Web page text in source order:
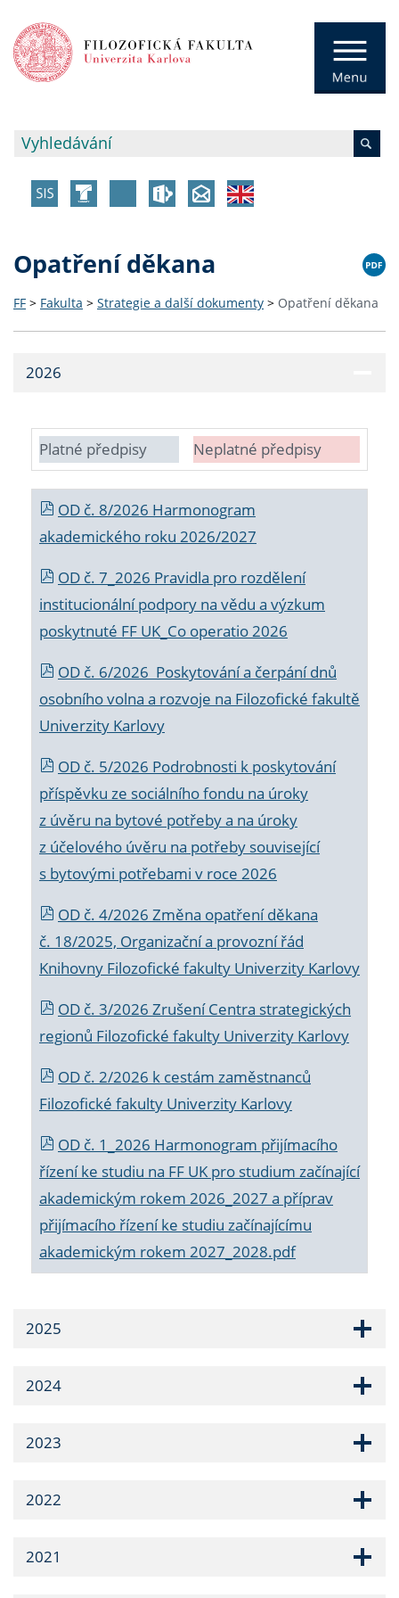
Opatření děkana
FF > Fakulta > Strategie a další dokumenty > Opatření děkana
2026
Platné předpisy Neplatné předpisy
OD č. 8/2026 Harmonogram
akademického roku 2026/2027
OD č. 7_2026 Pravidla pro rozdělení
institucionální podpory na vědu a výzkum
poskytnuté FF UK_Co operatio 2026
OD č. 6/2026 Poskytování a čerpání dnů
osobního volna a rozvoje na Filozofické fakultě
Univerzity Karlovy
OD č. 5/2026 Podrobnosti k poskytování
příspěvku ze sociálního fondu na úroky
z úvěru na bytové potřeby a na úroky
z účelového úvěru na potřeby související
s bytovými potřebami v roce 2026
OD č. 4/2026 Změna opatření děkana
č. 18/2025, Organizační a provozní řád
Knihovny Filozofické fakulty Univerzity Karlovy
OD č. 3/2026 Zrušení Centra strategických
regionů Filozofické fakulty Univerzity Karlovy
OD č. 2/2026 k cestám zaměstnanců
Filozofické fakulty Univerzity Karlovy
OD č. 1_2026 Harmonogram přijímacího
řízení ke studiu na FF UK pro studium začínající
akademickým rokem 2026_2027 a příprav
přijímacího řízení ke studiu začínajícímu
akademickým rokem 2027_2028.pdf
2025
2024
2023
2022
2021